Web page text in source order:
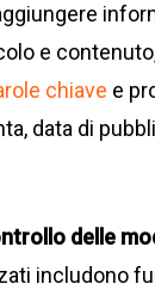
e
chiave e
data di
delle
includono